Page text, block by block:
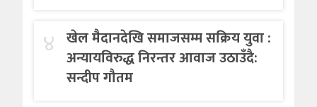
४ खेल मैदानदेखि समाजसम्म सक्रिय युवा :
अन्यायविरुद्ध निरन्तर आवाज उठाउँदै:
सन्दीप गौतम